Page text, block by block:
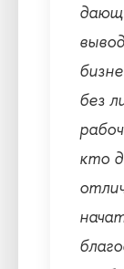
без
кто